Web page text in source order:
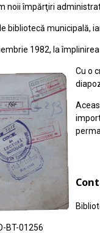
noii împărţiri
bibliotecă municipală,
1982, la
Cu o
BT-01256